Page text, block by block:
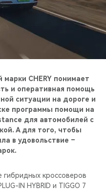
CHERY понимает
и оперативная помощь
ситуации на дороге и
программы помощи на
для автомобилей с
А для того, чтобы
в удовольствие –
гибридных кроссоверов
IN HYBRID и TIGGO 7